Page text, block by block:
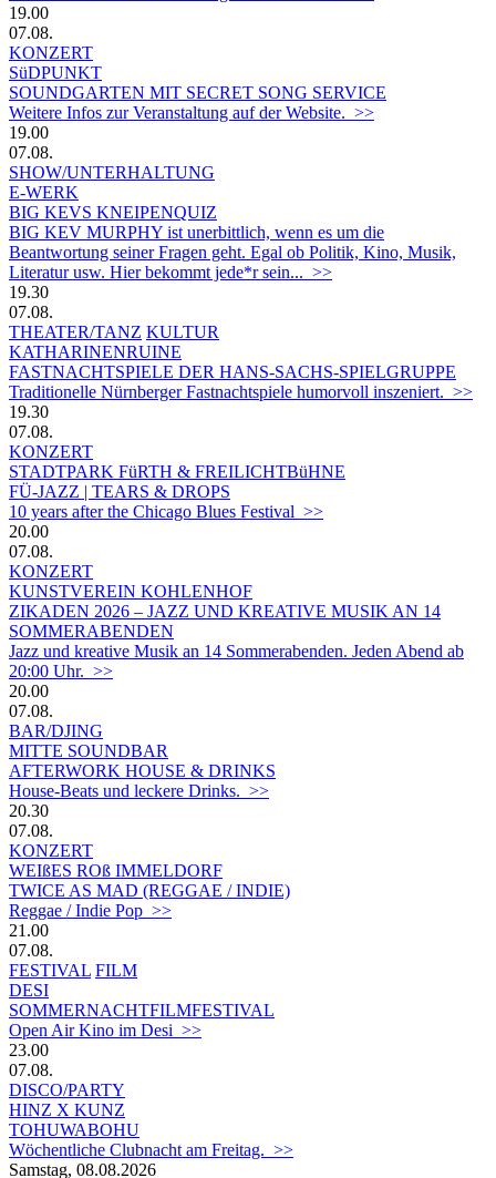
19.00
07.08.
KONZERT
SüDPUNKT
SOUNDGARTEN MIT SECRET SONG SERVICE
Weitere Infos zur Veranstaltung auf der Website. >>
19.00
07.08.
SHOW/UNTERHALTUNG
E-WERK
BIG KEVS KNEIPENQUIZ
BIG KEV MURPHY ist unerbittlich, wenn es um die
Beantwortung seiner Fragen geht. Egal ob Politik, Kino, Musik,
Literatur usw. Hier bekommt jede*r sein... >>
19.30
07.08.
THEATER/TANZ KULTUR
KATHARINENRUINE
FASTNACHTSPIELE DER HANS-SACHS-SPIELGRUPPE
Traditionelle Nürnberger Fastnachtspiele humorvoll inszeniert. >>
19.30
07.08.
KONZERT
STADTPARK FüRTH & FREILICHTBüHNE
FÜ-JAZZ | TEARS & DROPS
10 years after the Chicago Blues Festival >>
20.00
07.08.
KONZERT
KUNSTVEREIN KOHLENHOF
ZIKADEN 2026 – JAZZ UND KREATIVE MUSIK AN 14
SOMMERABENDEN
Jazz und kreative Musik an 14 Sommerabenden. Jeden Abend ab
20:00 Uhr. >>
20.00
07.08.
BAR/DJING
MITTE SOUNDBAR
AFTERWORK HOUSE & DRINKS
House-Beats und leckere Drinks. >>
20.30
07.08.
KONZERT
WEIßES ROß IMMELDORF
TWICE AS MAD (REGGAE / INDIE)
Reggae / Indie Pop >>
21.00
07.08.
FESTIVAL FILM
DESI
SOMMERNACHTFILMFESTIVAL
Open Air Kino im Desi >>
23.00
07.08.
DISCO/PARTY
HINZ X KUNZ
TOHUWABOHU
Wöchentliche Clubnacht am Freitag. >>
Samstag, 08.08.2026